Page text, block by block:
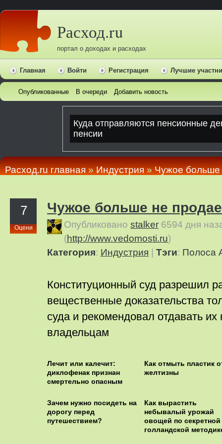
Расход.ru
портал о доходах и расходах
Главная Войти Регистрация Лучшие
Опубликованные В очереди Добавить новость
Расход.ru главная»Индустрия»Чужое больше
7
Оцени
Чужое больше не
Опубликовано stalker 6594 дня
(http://www.vedomosti.ru)
Категория: Индустрия Тэги: Полоса
Конституционный суд разрешил
вещественные доказательства
суда и рекомендовал отдавать их
владельцам
Лечит или калечит:
диклофенак признан
смертельно опасным
Как отмыть пластик
желтизны
Зачем нужно посидеть на
дорогу перед
путешествием?
Как вырастить
небывалый урожай
овощей по секретной
голландской